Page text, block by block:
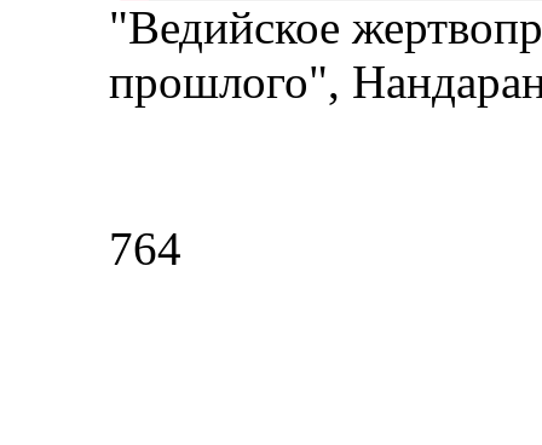
"Ведийское
прошлого",
764